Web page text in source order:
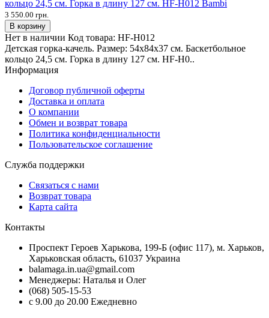
кольцо 24,5 см. Горка в длину 127 см. HF-H012 Bambi
3 550.00 грн.
В корзину
Нет в наличии Код товара: HF-H012
Детская горка-качель. Размер: 54х84х37 см. Баскетбольное
кольцо 24,5 см. Горка в длину 127 см. HF-H0..
Информация
Договор публичной оферты
Доставка и оплата
О компании
Обмен и возврат товара
Политика конфиденциальности
Пользовательское соглашение
Служба поддержки
Связаться с нами
Возврат товара
Карта сайта
Контакты
Проспект Героев Харькова, 199-Б (офис 117), м. Харьков,
Харьковская область, 61037 Украина
balamaga.in.ua@gmail.com
Менеджеры: Наталья и Олег
(068) 505-15-53
с 9.00 до 20.00 Ежедневно